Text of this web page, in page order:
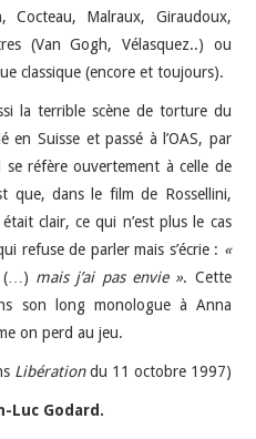
Malraux, Giraudoux,
(Van Gogh, Vélasquez..) ou
classique (encore et toujours).
la terrible scène de torture du
en Suisse et passé à l’OAS, par
réfère ouvertement à celle de
que, dans le film de Rossellini,
clair, ce qui n’est plus le cas
refuse de parler mais s’écrie : «
mais j’ai pas envie ». Cette
son long monologue à Anna
on perd au jeu.
Libérationdu 11 octobre 1997)
Luc Godard.